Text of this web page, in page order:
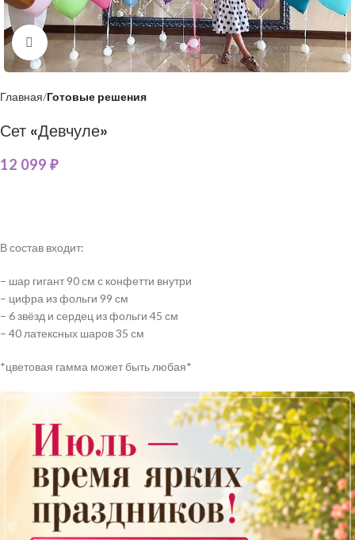
Нажмите, чтобы увеличить
Главная Готовые решения
Сет «Девчуле»
12 099 ₽
В состав входит:
– шар гигант 90 см с конфетти внутри
– цифра из фольги 99 см
– 6 звёзд и сердец из фольги 45 см
– 40 латексных шаров 35 см
*цветовая гамма может быть любая*